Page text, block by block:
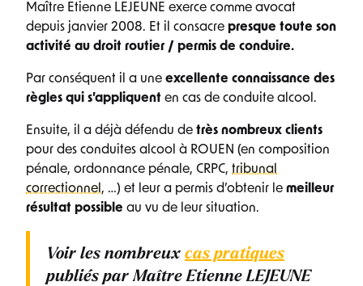
Maître Etienne LEJEUNE exerce comme avocat
depuis janvier 2008. Et il consacre presque toute son
activité au droit routier / permis de conduire.
Par conséquent il a une excellente connaissance des
règles qui s’appliquent en cas de conduite alcool.
Ensuite, il a déjà défendu de très nombreux clients
pour des conduites alcool à ROUEN (en composition
pénale, ordonnance pénale, CRPC, tribunal
correctionnel , …) et leur a permis d’obtenir le meilleur
résultat possible au vu de leur situation.
Voir les nombreux cas pratiques
publiés par Maître Etienne LEJEUNE